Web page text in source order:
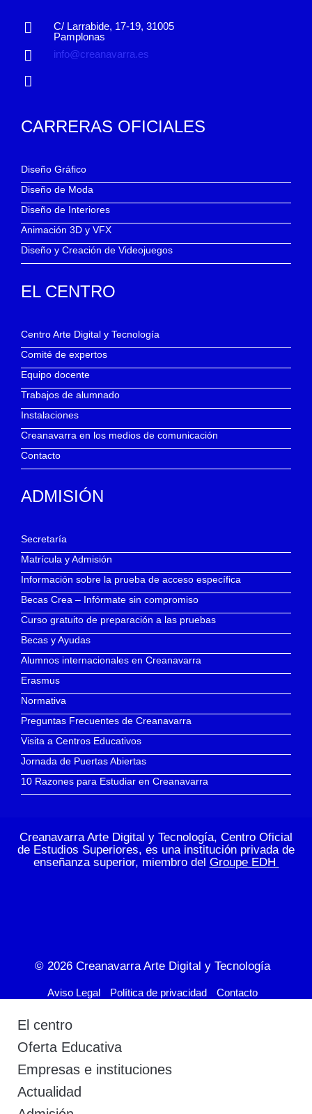
C/ Larrabide, 17-19, 31005
Pamplonas
info@creanavarra.es
CARRERAS OFICIALES
Diseño Gráfico
Diseño de Moda
Diseño de Interiores
Animación 3D y VFX
Diseño y Creación de Videojuegos
EL CENTRO
Centro Arte Digital y Tecnología
Comité de expertos
Equipo docente
Trabajos de alumnado
Instalaciones
Creanavarra en los medios de comunicación
Contacto
ADMISIÓN
Secretaría
Matrícula y Admisión
Información sobre la prueba de acceso específica
Becas Crea – Infórmate sin compromiso
Curso gratuito de preparación a las pruebas
Becas y Ayudas
Alumnos internacionales en Creanavarra
Erasmus
Normativa
Preguntas Frecuentes de Creanavarra
Visita a Centros Educativos
Jornada de Puertas Abiertas
10 Razones para Estudiar en Creanavarra
Creanavarra Arte Digital y Tecnología, Centro Oficial
de Estudios Superiores, es una institución privada de
enseñanza superior, miembro del Groupe EDH
© 2026 Creanavarra Arte Digital y Tecnología
Aviso Legal Política de privacidad Contacto
El centro
Oferta Educativa
Empresas e instituciones
Actualidad